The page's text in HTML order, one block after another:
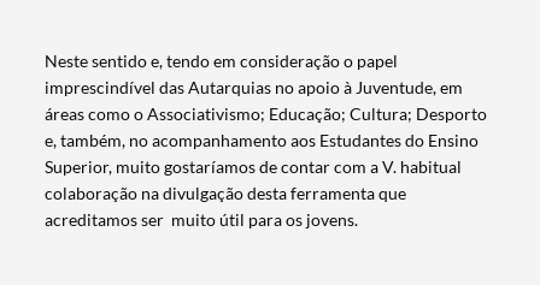
Filtros
Neste sentido e, tendo em consideração o papel
imprescindível das Autarquias no apoio à Juventude, em
áreas como o Associativismo; Educação; Cultura; Desporto
e, também, no acompanhamento aos Estudantes do Ensino
Superior, muito gostaríamos de contar com a V. habitual
colaboração na divulgação desta ferramenta que
acreditamos ser muito útil para os jovens.